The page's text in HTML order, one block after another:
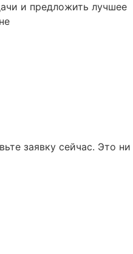
и предложить лучшее
заявку сейчас. Это ни